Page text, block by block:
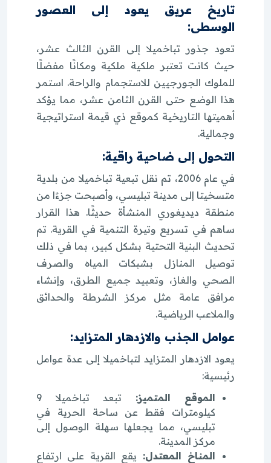
تاريخ عريق يعود إلى العصور
الوسطى:
تعود جذور تباخميلا إلى القرن الثالث عشر،
حيث كانت تعتبر ملكية ملكية ومكانًا مفضلًا
للملوك الجورجيين للاستجمام والراحة. استمر
هذا الوضع حتى القرن الثامن عشر، مما يؤكد
أهميتها التاريخية كموقع ذي قيمة استراتيجية
وجمالية.
التحول إلى ضاحية راقية:
في عام 2006، تم نقل تبعية تباخميلا من بلدية
متسخيتا إلى مدينة تبليسي، وأصبحت جزءًا من
منطقة ديديغوري المنشأة حديثًا. هذا القرار
ساهم في تسريع وتيرة التنمية في القرية. تم
تحديث البنية التحتية بشكل كبير، بما في ذلك
توصيل المنازل بشبكات المياه والصرف
الصحي والغاز، وتعبيد جميع الطرق، وإنشاء
مرافق عامة مثل مركز الشرطة والحدائق
والملاعب الرياضية.
عوامل الجذب والازدهار المتزايد:
يعود الازدهار المتزايد لتباخميلا إلى عدة عوامل
رئيسية:
الموقع المتميز:
تبعد تباخميلا 9
كيلومترات فقط عن ساحة الحرية في
تبليسي، مما يجعلها سهلة الوصول إلى
مركز المدينة.
المناخ المعتدل: يقع القرية على ارتفاع